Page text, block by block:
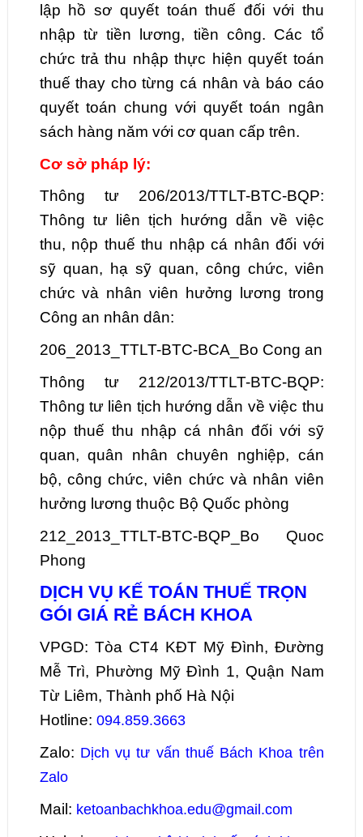
lập hồ sơ quyết toán thuế đối với thu
nhập từ tiền lương, tiền công. Các tổ
chức trả thu nhập thực hiện quyết toán
thuế thay cho từng cá nhân và báo cáo
quyết toán chung với quyết toán ngân
sách hàng năm với cơ quan cấp trên.
Cơ sở pháp lý:
Thông tư 206/2013/TTLT-BTC-BQP:
Thông tư liên tịch hướng dẫn về việc
thu, nộp thuế thu nhập cá nhân đối với
sỹ quan, hạ sỹ quan, công chức, viên
chức và nhân viên hưởng lương trong
Công an nhân dân:
206_2013_TTLT-BTC-BCA_Bo Cong an
Thông tư 212/2013/TTLT-BTC-BQP:
Thông tư liên tịch hướng dẫn về việc thu
nộp thuế thu nhập cá nhân đối với sỹ
quan, quân nhân chuyên nghiệp, cán
bộ, công chức, viên chức và nhân viên
hưởng lương thuộc Bộ Quốc phòng
212_2013_TTLT-BTC-BQP_Bo Quoc
Phong
DỊCH VỤ KẾ TOÁN THUẾ TRỌN
GÓI GIÁ RẺ BÁCH KHOA
VPGD: Tòa CT4 KĐT Mỹ Đình, Đường
Mễ Trì, Phường Mỹ Đình 1, Quận Nam
Từ Liêm, Thành phố Hà Nội
Hotline: 094.859.3663
Zalo: Dịch vụ tư vấn thuế Bách Khoa trên
Zalo
Mail: ketoanbachkhoa.edu@gmail.com